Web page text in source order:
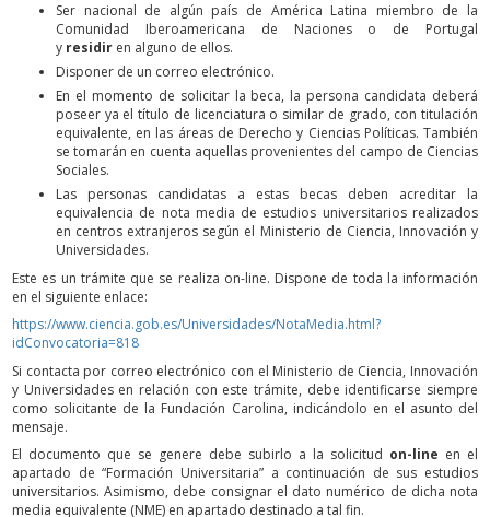
Ser nacional de algún país de América Latina miembro de la
Comunidad Iberoamericana de Naciones o de Portugal
y residir en alguno de ellos.
Disponer de un correo electrónico.
En el momento de solicitar la beca, la persona candidata deberá
poseer ya el título de licenciatura o similar de grado, con titulación
equivalente, en las áreas de Derecho y Ciencias Políticas. También
se tomarán en cuenta aquellas provenientes del campo de Ciencias
Sociales.
Las personas candidatas a estas becas deben acreditar la
equivalencia de nota media de estudios universitarios realizados
en centros extranjeros según el Ministerio de Ciencia, Innovación y
Universidades.
Este es un trámite que se realiza on-line. Dispone de toda la información
en el siguiente enlace:
https://www.ciencia.gob.es/Universidades/NotaMedia.html?
idConvocatoria=818
Si contacta por correo electrónico con el Ministerio de Ciencia, Innovación
y Universidades en relación con este trámite, debe identificarse siempre
como solicitante de la Fundación Carolina, indicándolo en el asunto del
mensaje.
El documento que se genere debe subirlo a la solicitud on-line en el
apartado de “Formación Universitaria” a continuación de sus estudios
universitarios. Asimismo, debe consignar el dato numérico de dicha nota
media equivalente (NME) en apartado destinado a tal fin.